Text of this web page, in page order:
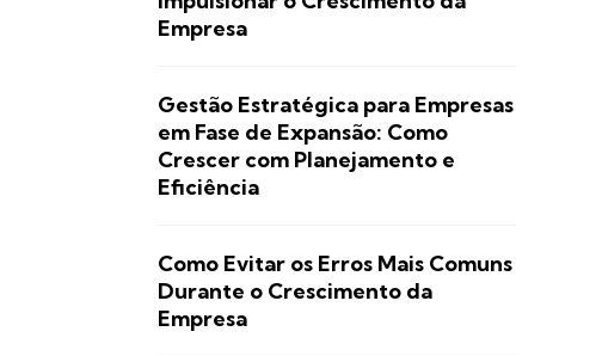
Empresa
Gestão Estratégica para Empresas
em Fase de Expansão: Como
Crescer com Planejamento e
Eficiência
Como Evitar os Erros Mais Comuns
Durante o Crescimento da
Empresa